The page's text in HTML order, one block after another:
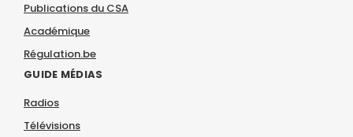
Publications du CSA
Académique
Régulation.be
GUIDE MÉDIAS
Radios
Télévisions